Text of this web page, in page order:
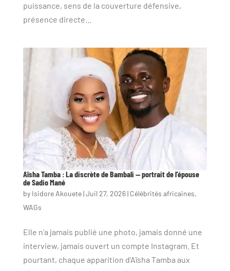
puissance, sens de la couverture défensive,
présence directe...
Aïsha Tamba : La discrète de Bambali — portrait de l’épouse
de Sadio Mané
by Isidore Akouete|Juil 27, 2026| Célébrités africaines,
WAGs
Elle n’a jamais publié une photo, jamais donné une
interview, jamais ouvert un compte Instagram. Et
pourtant, chaque apparition d’Aïsha Tamba aux